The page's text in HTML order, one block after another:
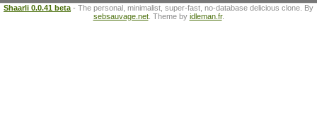
Shaarli 0.0.41 beta - The personal, minimalist, super-fast, no-database delicious clone. By
sebsauvage.net. Theme by idleman.fr.